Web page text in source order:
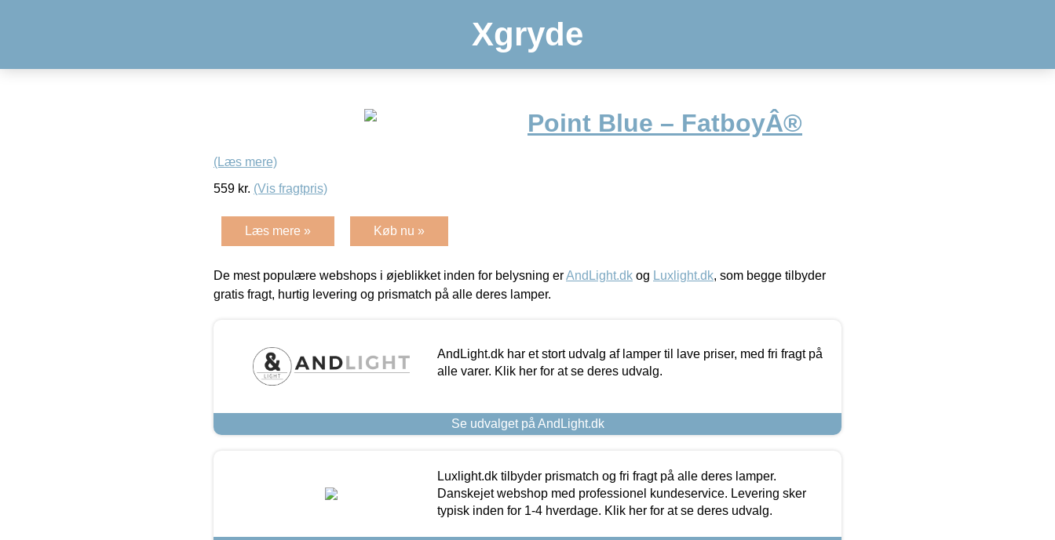
Xgryde
Point Blue – FatboyÂ®
(Læs mere)
559 kr. (Vis fragtpris)
Læs mere » Køb nu »
De mest populære webshops i øjeblikket inden for belysning erAndLight.dk og Luxlight.dk, som begge tilbyder
gratis fragt, hurtig levering og prismatch på alle deres lamper.
AndLight.dk har et stort udvalg af lamper til lave priser, med fri fragt på
alle varer. Klik her for at se deres udvalg.
Se udvalget på AndLight.dk
Luxlight.dk tilbyder prismatch og fri fragt på alle deres lamper.
Danskejet webshop med professionel kundeservice. Levering sker
typisk inden for 1-4 hverdage. Klik her for at se deres udvalg.